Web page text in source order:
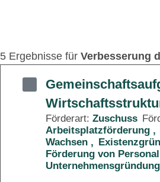
5 Ergebnisse für Verbesserung
Förderart: Zuschuss
Arbeitsplatzförderung
Wachsen
Förderung von
Unternehmensgründung